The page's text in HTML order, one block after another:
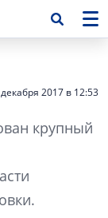
2017 в 12:53
крупный